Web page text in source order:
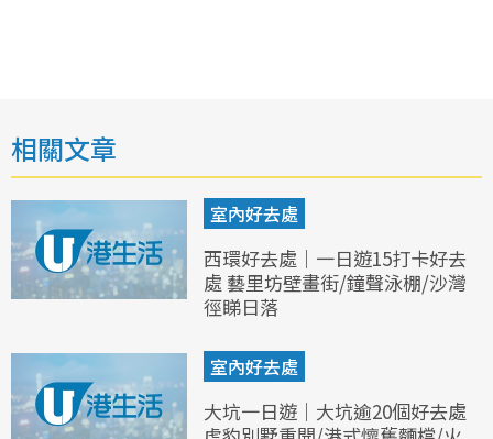
相關文章
室內好去處
西環好去處｜一日遊15打卡好去
處 藝里坊壁畫街/鐘聲泳棚/沙灣
徑睇日落
室內好去處
大坑一日遊｜大坑逾20個好去處